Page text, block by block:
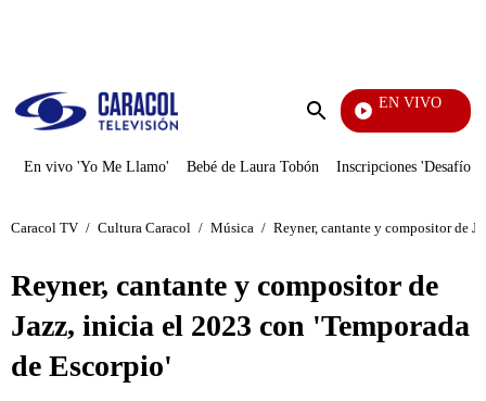
Enviar
EN VIVO
Sábados Felices
En vivo 'Yo Me Llamo' Bebé de Laura Tobón Inscripciones 'Desafío'
Caracol TV / Cultura Caracol / Música / Reyner, cantante y compositor de
Reyner, cantante y compositor de
Jazz, inicia el 2023 con 'Temporada
de Escorpio'